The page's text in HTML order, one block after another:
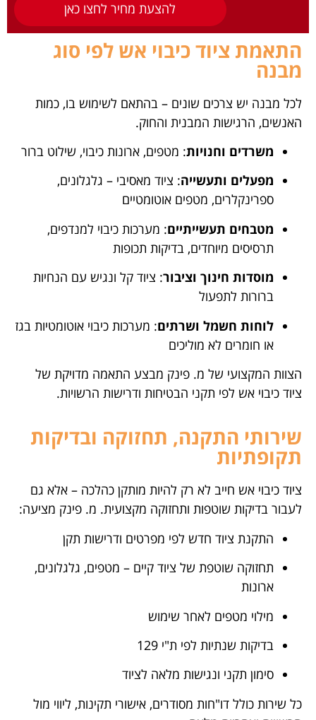
להצעת מחיר לחצו כאן
התאמת ציוד כיבוי אש לפי סוג
מבנה
לכל מבנה יש צרכים שונים – בהתאם לשימוש בו, כמות
האנשים, הרגישות המבנית והחוק.
משרדים וחנויות: מטפים, ארונות כיבוי, שילוט ברור
מפעלים ותעשייה: ציוד מאסיבי – גלגלונים,
ספרינקלרים, מטפים אוטומטיים
מטבחים תעשייתיים: מערכות כיבוי למנדפים,
תרסיסים מיוחדים, בדיקות תכופות
מוסדות חינוך וציבור: ציוד קל ונגיש עם הנחיות
ברורות לתפעול
לוחות חשמל ושרתים: מערכות כיבוי אוטומטיות בגז
או חומרים לא מוליכים
הצוות המקצועי של מ. פינק מבצע התאמה מדויקת של
ציוד כיבוי אש לפי תקני הבטיחות ודרישות הרשויות.
שירותי התקנה, תחזוקה ובדיקות
תקופתיות
ציוד כיבוי אש חייב לא רק להיות מותקן כהלכה – אלא גם
לעבור בדיקות שוטפות ותחזוקה מקצועית. מ. פינק מציעה:
התקנת ציוד חדש לפי מפרטים ודרישות תקן
תחזוקה שוטפת של ציוד קיים – מטפים, גלגלונים,
ארונות
מילוי מטפים לאחר שימוש
בדיקות שנתיות לפי ת"י 129
סימון תקני ונגישות מלאה לציוד
כל שירות כולל דו"חות מסודרים, אישורי תקינות, ליווי מול